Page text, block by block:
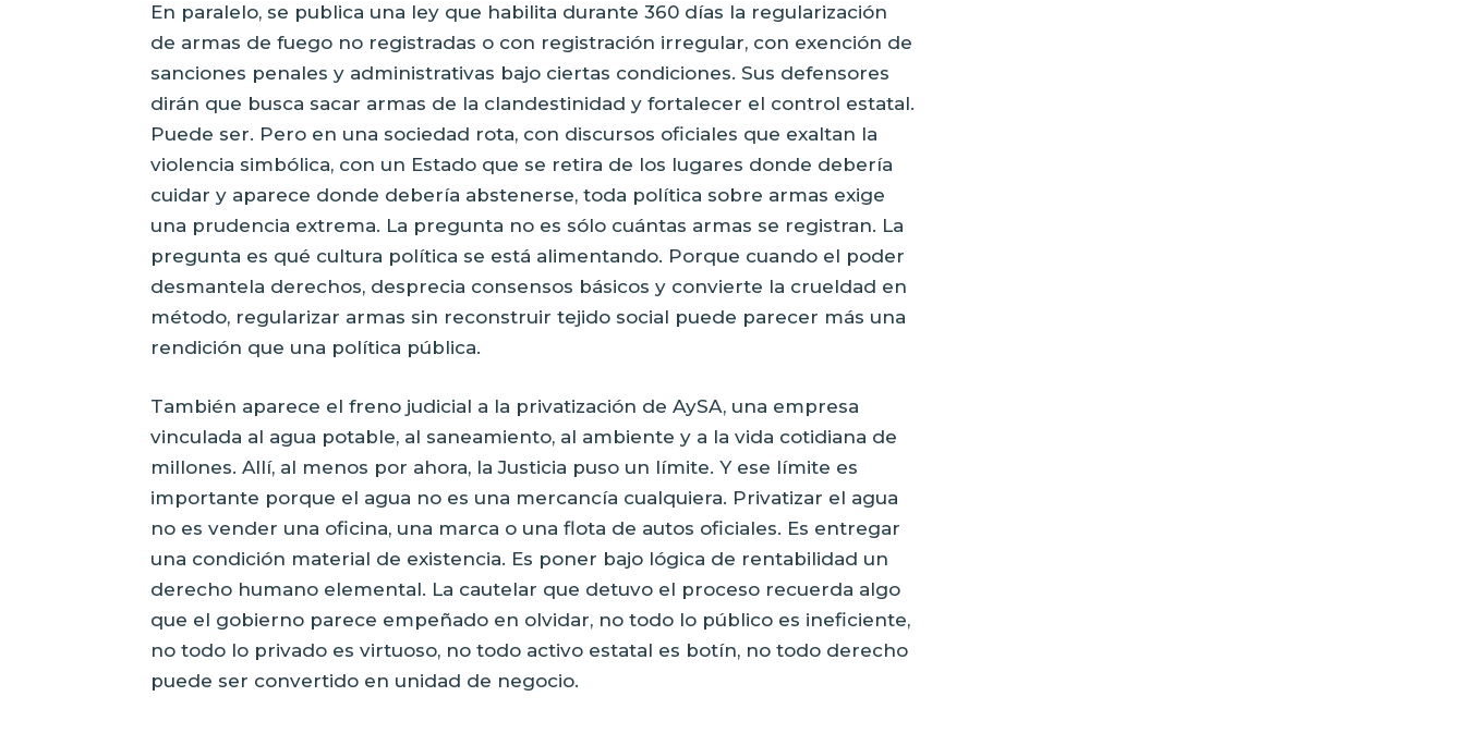
En paralelo, se publica una ley que habilita durante 360 días la regularización
de armas de fuego no registradas o con registración irregular, con exención de
sanciones penales y administrativas bajo ciertas condiciones. Sus defensores
dirán que busca sacar armas de la clandestinidad y fortalecer el control estatal.
Puede ser. Pero en una sociedad rota, con discursos oficiales que exaltan la
violencia simbólica, con un Estado que se retira de los lugares donde debería
cuidar y aparece donde debería abstenerse, toda política sobre armas exige
una prudencia extrema. La pregunta no es sólo cuántas armas se registran. La
pregunta es qué cultura política se está alimentando. Porque cuando el poder
desmantela derechos, desprecia consensos básicos y convierte la crueldad en
método, regularizar armas sin reconstruir tejido social puede parecer más una
rendición que una política pública.
También aparece el freno judicial a la privatización de AySA, una empresa
vinculada al agua potable, al saneamiento, al ambiente y a la vida cotidiana de
millones. Allí, al menos por ahora, la Justicia puso un límite. Y ese límite es
importante porque el agua no es una mercancía cualquiera. Privatizar el agua
no es vender una oficina, una marca o una flota de autos oficiales. Es entregar
una condición material de existencia. Es poner bajo lógica de rentabilidad un
derecho humano elemental. La cautelar que detuvo el proceso recuerda algo
que el gobierno parece empeñado en olvidar, no todo lo público es ineficiente,
no todo lo privado es virtuoso, no todo activo estatal es botín, no todo derecho
puede ser convertido en unidad de negocio.